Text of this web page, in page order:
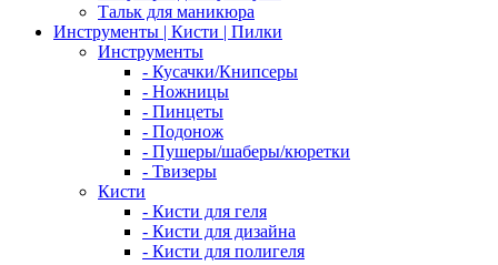
Тальк для маникюра
Инструменты | Кисти | Пилки
Инструменты
- Кусачки/Книпсеры
- Ножницы
- Пинцеты
- Подонож
- Пушеры/шаберы/кюретки
- Твизеры
Кисти
- Кисти для геля
- Кисти для дизайна
- Кисти для полигеля